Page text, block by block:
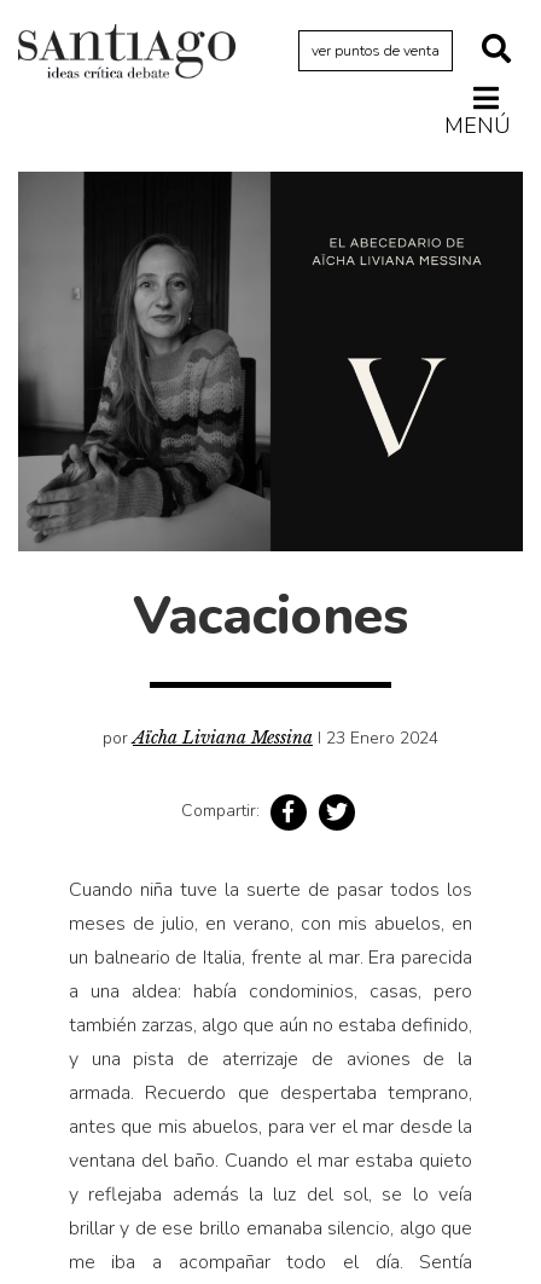
ver puntos de venta
MENÚ
Arquetipos de situación
Artes visuales
Cine y televisión
Ciudad
Cómics
Críticas
Cultura
Libros usados
Medioambiente
Narrativas visuales
Pensamiento
Pensamiento ilustrado
Personaje
Personajes secundarios
Política
Relecturas
Vacaciones
porAïcha Liviana Messina I 23 Enero 2024
Compartir:
Cuando niña tuve la suerte de pasar todos los
meses de julio, en verano, con mis abuelos, en
un balneario de Italia, frente al mar. Era parecida
a una aldea: había condominios, casas, pero
también zarzas, algo que aún no estaba definido,
y una pista de aterrizaje de aviones de la
armada. Recuerdo que despertaba temprano,
antes que mis abuelos, para ver el mar desde la
ventana del baño. Cuando el mar estaba quieto
y reflejaba además la luz del sol, se lo veía
brillar y de ese brillo emanaba silencio, algo que
me iba a acompañar todo el día. Sentía